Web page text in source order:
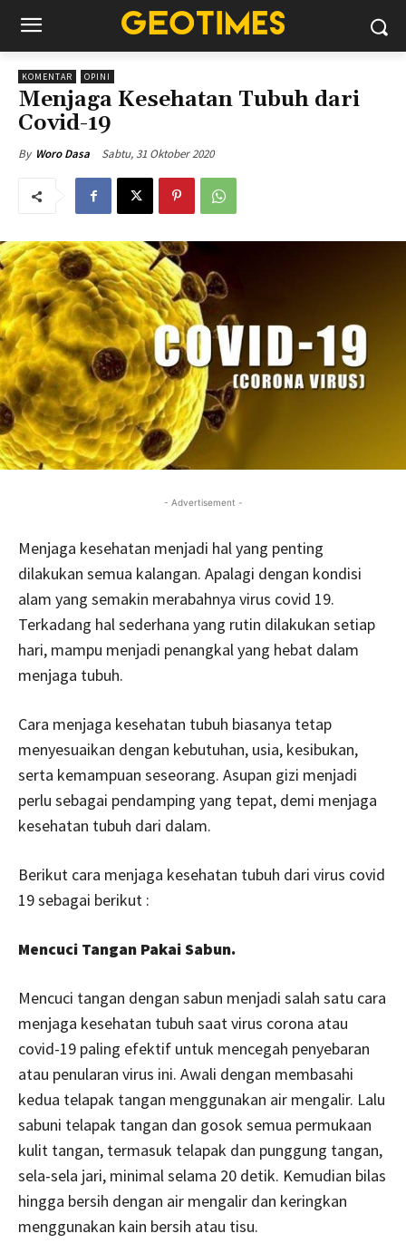
KOMENTAR OPINI
Menjaga Kesehatan Tubuh dari
Covid-19
By Woro Dasa Sabtu, 31 Oktober 2020
- Advertisement -
Menjaga kesehatan menjadi hal yang penting
dilakukan semua kalangan. Apalagi dengan kondisi
alam yang semakin merabahnya virus covid 19.
Terkadang hal sederhana yang rutin dilakukan setiap
hari, mampu menjadi penangkal yang hebat dalam
menjaga tubuh.
Cara menjaga kesehatan tubuh biasanya tetap
menyesuaikan dengan kebutuhan, usia, kesibukan,
serta kemampuan seseorang. Asupan gizi menjadi
perlu sebagai pendamping yang tepat, demi menjaga
kesehatan tubuh dari dalam.
Berikut cara menjaga kesehatan tubuh dari virus covid
19 sebagai berikut :
Mencuci Tangan Pakai Sabun.
Mencuci tangan dengan sabun menjadi salah satu cara
menjaga kesehatan tubuh saat virus corona atau
covid-19 paling efektif untuk mencegah penyebaran
atau penularan virus ini. Awali dengan membasahi
kedua telapak tangan menggunakan air mengalir. Lalu
sabuni telapak tangan dan gosok semua permukaan
kulit tangan, termasuk telapak dan punggung tangan,
sela-sela jari, minimal selama 20 detik. Kemudian bilas
hingga bersih dengan air mengalir dan keringkan
menggunakan kain bersih atau tisu.